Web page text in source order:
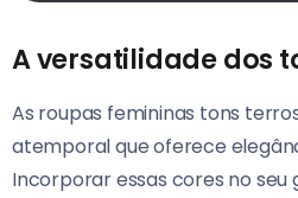
A versatilidade dos
As roupas femininas tons
atemporal que oferece
Incorporar essas cores no